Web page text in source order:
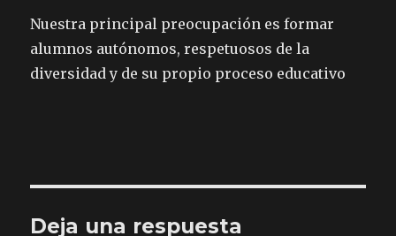
Nuestra principal preocupación es formar
alumnos autónomos, respetuosos de la
diversidad y de su propio proceso educativo
Deja una respuesta